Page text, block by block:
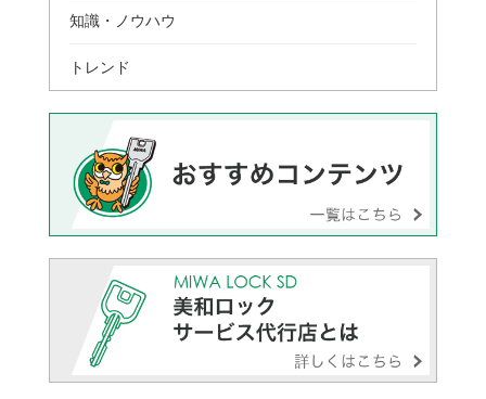
知識・ノウハウ
トレンド